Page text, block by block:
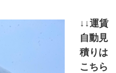
↓↓運賃
自動見
積りは
こちら